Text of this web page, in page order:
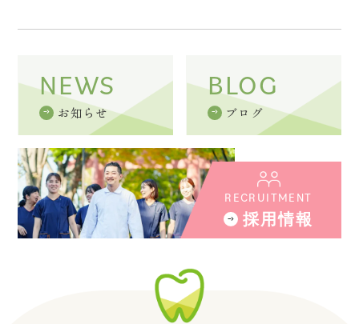
NEWS
お知らせ
BLOG
ブログ
RECRUITMENT
採用情報